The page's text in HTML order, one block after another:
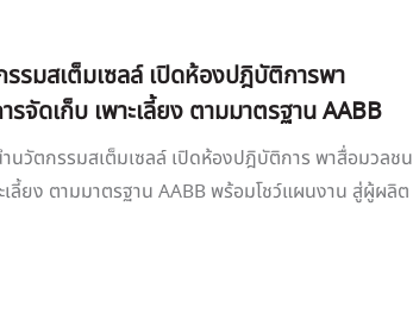
รรมสเต็มเซลล์ เปิดห้องปฎิบัติการพา
จัดเก็บ เพาะเลี้ยง ตามมาตรฐาน AABB
ำนวัตกรรมสเต็มเซลล์ เปิดห้องปฎิบัติการ พาสื่อมวลชน
เลี้ยง ตามมาตรฐาน AABB พร้อมโชว์แผนงาน สู่ผู้ผลิต